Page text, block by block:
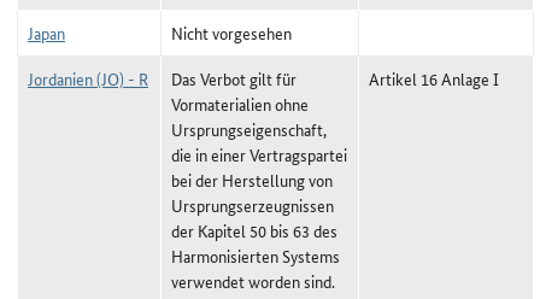
Japan
Nicht vorgesehen
Jordanien (JO) - R
Das Verbot gilt für
Vormaterialien ohne
Ursprungseigenschaft,
die in einer Vertragspartei
bei der Herstellung von
Ursprungserzeugnissen
der Kapitel 50 bis 63 des
Harmonisierten Systems
verwendet worden sind.
Artikel 16 Anlage I